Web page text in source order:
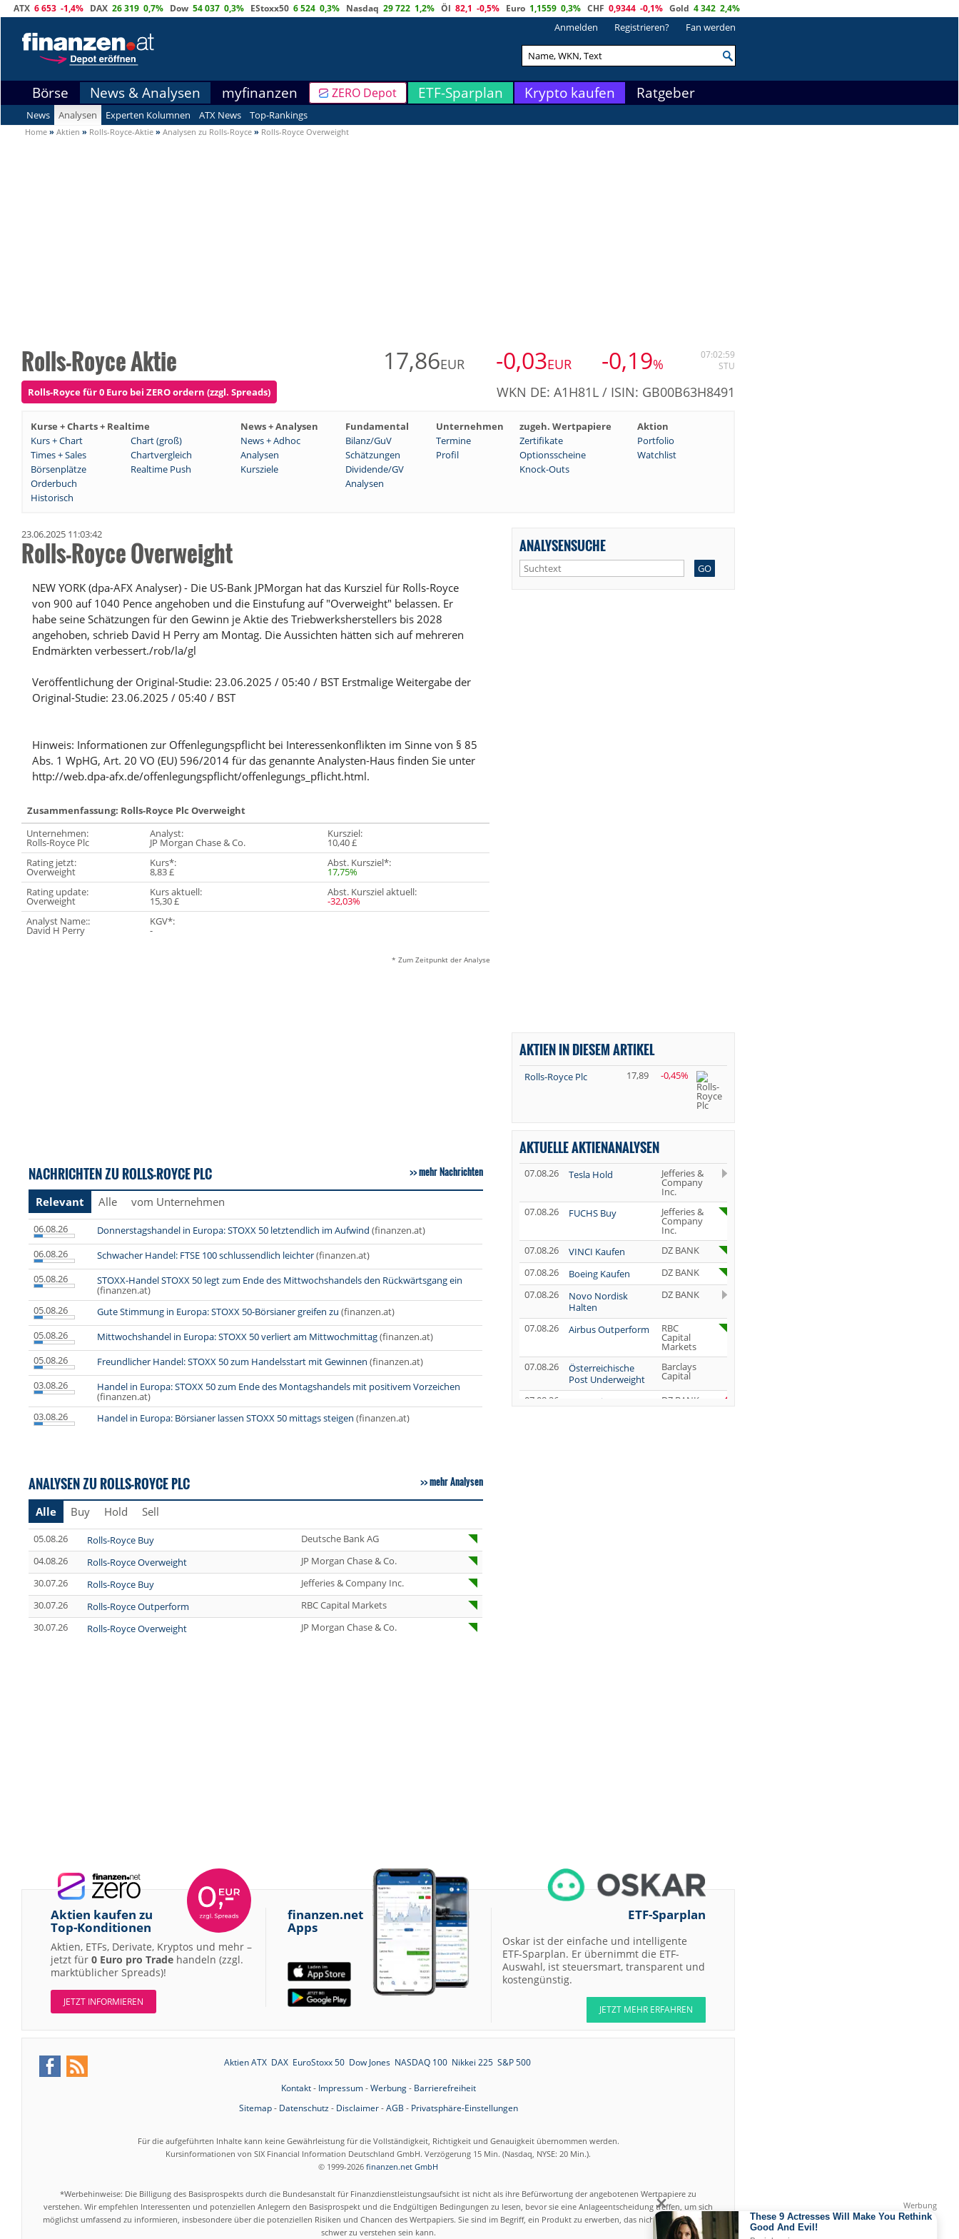
ATX 6 653 -1,4% DAX 26 319 0,7% Dow 54 037 0,3% EStoxx50 6 524 0,3% Nasdaq 29 722 1,2% Öl 82,1 -0,5% Euro 1,1559 0,3% CHF 0,9344 -0,1% Gold 4 342 2,4%
Anmelden Registrieren? Fan werden
Börse News & Analysen myfinanzen ZERO Depot ETF-Sparplan Krypto kaufen Ratgeber
News Analysen Experten Kolumnen ATX News Top-Rankings
Home » Aktien » Rolls-Royce-Aktie » Analysen zu Rolls-Royce » Rolls-Royce Overweight
Rolls-Royce Aktie 17,86EUR -0,03EUR -0,19%
07:02:59
STU
Rolls-Royce für 0 Euro bei ZERO ordern (zzgl. Spreads) WKN DE: A1H81L / ISIN: GB00B63H8491
Kurse + Charts + Realtime News + Analysen Fundamental Unternehmen zugeh. Wertpapiere
Aktion
Kurs + Chart
Chart (groß) News + Adhoc Bilanz/GuV Termine Zertifikate
Portfolio
Times + Sales
Chartvergleich Analysen Schätzungen Profil Optionsscheine
Watchlist
Börsenplätze
Realtime Push Kursziele Dividende/GV
Knock-Outs
Orderbuch
Analysen
Historisch
23.06.2025 11:03:42
Rolls-Royce Overweight
NEW YORK (dpa-AFX Analyser) - Die US-Bank JPMorgan hat das Kursziel für Rolls-Royce
von 900 auf 1040 Pence angehoben und die Einstufung auf "Overweight" belassen. Er
habe seine Schätzungen für den Gewinn je Aktie des Triebwerksherstellers bis 2028
angehoben, schrieb David H Perry am Montag. Die Aussichten hätten sich auf mehreren
Endmärkten verbessert./rob/la/gl
Veröffentlichung der Original-Studie: 23.06.2025 / 05:40 / BST Erstmalige Weitergabe der
Original-Studie: 23.06.2025 / 05:40 / BST
Hinweis: Informationen zur Offenlegungspflicht bei Interessenkonflikten im Sinne von § 85
Abs. 1 WpHG, Art. 20 VO (EU) 596/2014 für das genannte Analysten-Haus finden Sie unter
http://web.dpa-afx.de/offenlegungspflicht/offenlegungs_pflicht.html.
Zusammenfassung: Rolls-Royce Plc Overweight
Unternehmen:
Rolls-Royce Plc
Analyst:
JP Morgan Chase & Co.
Kursziel:
10,40 £
Rating jetzt:
Overweight
Kurs*:
8,83 £
Abst. Kursziel*:
17,75%
Rating update:
Overweight
Kurs aktuell:
15,30 £
Abst. Kursziel aktuell:
-32,03%
Analyst Name::
David H Perry
KGV*:
-
* Zum Zeitpunkt der Analyse
NACHRICHTEN ZU ROLLS-ROYCE PLC mehr Nachrichten
Relevant Alle vom Unternehmen
06.08.26 Donnerstagshandel in Europa: STOXX 50 letztendlich im Aufwind (finanzen.at)
06.08.26
Schwacher Handel: FTSE 100 schlussendlich leichter(finanzen.at)
05.08.26
STOXX-Handel STOXX 50 legt zum Ende des Mittwochshandels den Rückwärtsgang ein
(finanzen.at)
05.08.26
Gute Stimmung in Europa: STOXX 50-Börsianer greifen zu (finanzen.at)
05.08.26
Mittwochshandel in Europa: STOXX 50 verliert am Mittwochmittag(finanzen.at)
05.08.26
Freundlicher Handel: STOXX 50 zum Handelsstart mit Gewinnen (finanzen.at)
03.08.26
Handel in Europa: STOXX 50 zum Ende des Montagshandels mit positivem Vorzeichen
(finanzen.at)
03.08.26
Handel in Europa: Börsianer lassen STOXX 50 mittags steigen (finanzen.at)
ANALYSEN ZU ROLLS-ROYCE PLC mehr Analysen
Alle Buy Hold Sell
05.08.26 Rolls-Royce Buy
Deutsche Bank AG
04.08.26
Rolls-Royce Overweight
JP Morgan Chase & Co.
30.07.26
Rolls-Royce Buy
Jefferies & Company Inc.
30.07.26
Rolls-Royce Outperform
RBC Capital Markets
30.07.26
Rolls-Royce Overweight JP Morgan Chase & Co.
ANALYSENSUCHE
GO
AKTIEN IN DIESEM ARTIKEL
Rolls-Royce Plc 17,89 -0,45%
AKTUELLE AKTIENANALYSEN
07.08.26 Tesla Hold Jefferies &
Company
Inc.
07.08.26
FUCHS Buy Jefferies &
Company
Inc.
07.08.26
VINCI Kaufen
DZ BANK
07.08.26
Boeing Kaufen
DZ BANK
07.08.26
Novo Nordisk
Halten
DZ BANK
07.08.26 Airbus Outperform RBC
Capital
Markets
07.08.26
Österreichische
Post Underweight
Barclays
Capital
07.08.26
SUSS MicroTec
DZ BANK
07.08.26
SGL Carbon Hold Jefferies &
Company
Inc.
Scout24 Kaufen
DZ BANK
07.08.26
Allianz Hold Jefferies &
Company
Inc.
07.08.26
Merck Market-
Perform
Bernstein
Allianz Sector
Perform
RBC
Capital
Markets
Kontron Kaufen
07.08.26
Daimler Truck Buy
07.08.26
Airbus Hold Jefferies &
Company
Inc.
UBS AG
Aktien kaufen zu
Top-Konditionen
Aktien, ETFs, Derivate, Kryptos und mehr –
jetzt für 0 Euro pro Trade handeln (zzgl.
marktüblicher Spreads)!
JETZT INFORMIEREN
finanzen.net
Apps
ETF-Sparplan
Oskar ist der einfache und intelligente
ETF-Sparplan. Er übernimmt die ETF-
Auswahl, ist steuersmart, transparent und
kostengünstig.
JETZT MEHR ERFAHREN
Aktien ATX DAX EuroStoxx 50 Dow Jones NASDAQ 100 Nikkei 225 S&P 500
Kontakt- Impressum-Werbung- Barrierefreiheit
Sitemap- Datenschutz- Disclaimer-AGB - Privatsphäre-Einstellungen
Für die aufgeführten Inhalte kann keine Gewährleistung für die Vollständigkeit, Richtigkeit und Genauigkeit übernommen werden.
Kursinformationen von SIX Financial Information Deutschland GmbH. Verzögerung 15 Min. (Nasdaq, NYSE: 20 Min.).
© 1999-2026 finanzen.net GmbH
*Werbehinweise: Die Billigung des Basisprospekts durch die Bundesanstalt für Finanzdienstleistungsaufsicht ist nicht als ihre Befürwortung der angebotenen Wertpapiere zu
verstehen. Wir empfehlen Interessenten und potenziellen Anlegern den Basisprospekt und die Endgültigen Bedingungen zu lesen, bevor sie eine Anlageentscheidung treffen, um sich
möglichst umfassend zu informieren, insbesondere über die potenziellen Risiken und Chancen des Wertpapiers. Sie sind im Begriff, ein Produkt zu erwerben, das nicht einfach ist und
schwer zu verstehen sein kann.